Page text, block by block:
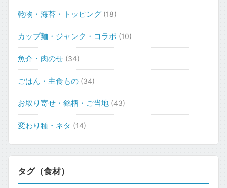
乾物・海苔・トッピング (18)
カップ麺・ジャンク・コラボ (10)
魚介・肉のせ (34)
ごはん・主食もの (34)
お取り寄せ・銘柄・ご当地 (43)
変わり種・ネタ (14)
タグ（食材）